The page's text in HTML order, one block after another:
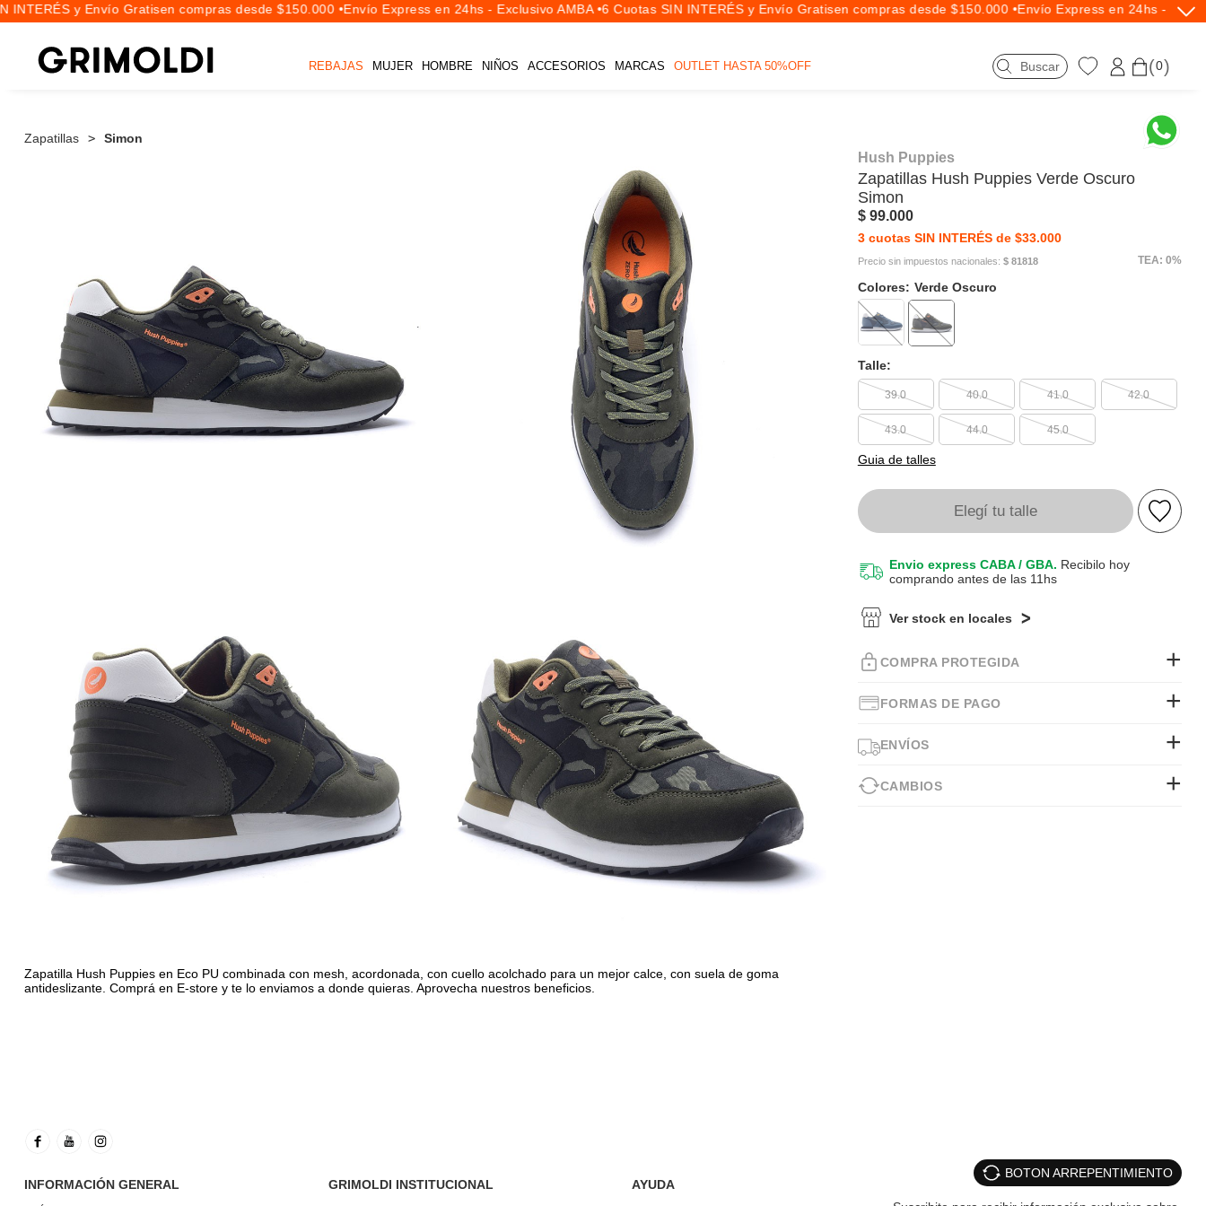
REBAJAS MUJER HOMBRE NIÑOS ACCESORIOS MARCAS OUTLET HASTA 50%OFF
y Envío Gratisen compras desde $150.000 •Envío Express en 24hs - Exclusivo AMBA •6 Cuotas SIN INTERÉS y Envío Gratisen compras desde $150.000 •Envío Express en 24hs -
0
Zapatillas Simon
Zapatilla Hush Puppies en Eco PU combinada con mesh, acordonada, con cuello acolchado para un mejor calce, con suela de goma
antideslizante. Comprá en E-store y te lo enviamos a donde quieras. Aprovecha nuestros beneficios.
Hush Puppies
Zapatillas Hush Puppies Verde Oscuro
Simon
$ 99.000
3 cuotas SIN INTERÉS de $33.000
Precio sin impuestos nacionales: $ 81818 TEA: 0%
Colores: Verde Oscuro
Talle:
Guia de talles
39.0 40.0 41.0 42.0
43.0 44.0 45.0
Elegí tu talle
Envio express CABA / GBA. Recibilo hoy
comprando antes de las 11hs
Ver stock en locales
COMPRA PROTEGIDA
FORMAS DE PAGO
ENVÍOS
CAMBIOS
INFORMACIÓN GENERAL GRIMOLDI INSTITUCIONAL AYUDA
BOTON ARREPENTIMIENTO